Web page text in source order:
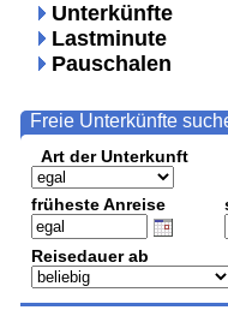
Unterkünfte
Lastminute
Pauschalen
Art der Unterkunft
früheste Anreise
Reisedauer ab
Freie Unterkünfte